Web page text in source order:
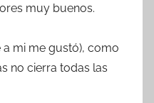
muy buenos.
a mi me gustó), como
no cierra todas las